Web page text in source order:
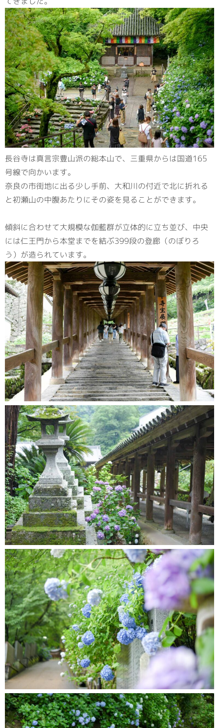
長谷寺は真言宗豊山派の総本山で、三重県からは国道165
号線で向かいます。
奈良の市街地に出る少し手前、大和川の付近で北に折れる
と初瀬山の中腹あたりにその姿を見ることができます。
傾斜に合わせて大規模な伽藍群が立体的に立ち並び、中央
には仁王門から本堂までを結ぶ399段の登廊（のぼりろ
う）が造られています。